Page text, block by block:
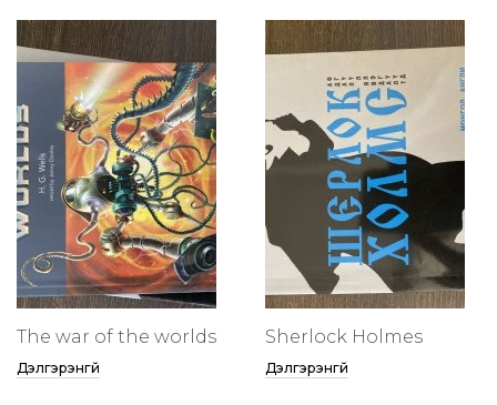
The war of the worlds
Дэлгэрэнгүй
Sherlock Holmes
Дэлгэрэнгүй